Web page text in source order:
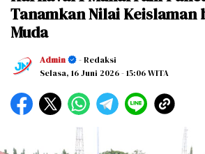
Tanamkan Nilai Keislaman
Muda
Admin
- Redaksi
Selasa, 16 Juni 2026- 15:06 WITA